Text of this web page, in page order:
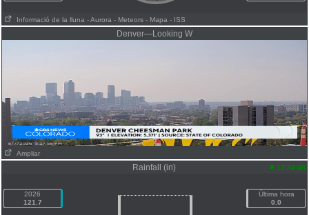
Informació de la lluna - Aurora - Meteors - Mapa - ISS
Denver—Looking W
Ampliar
Rainfall (in) 17:34:48
2026
121.7
Última hora
0.0